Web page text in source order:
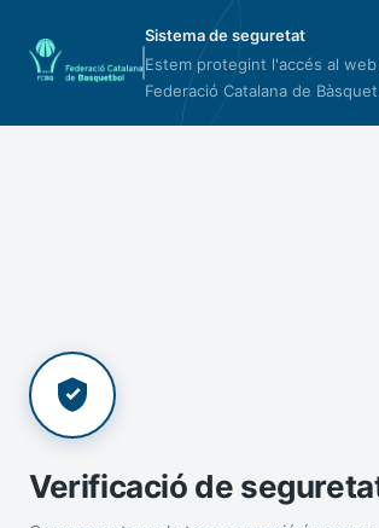
Sistema de seguretat
Estem protegint l'accés al
Federació Catalana de
Verificació de